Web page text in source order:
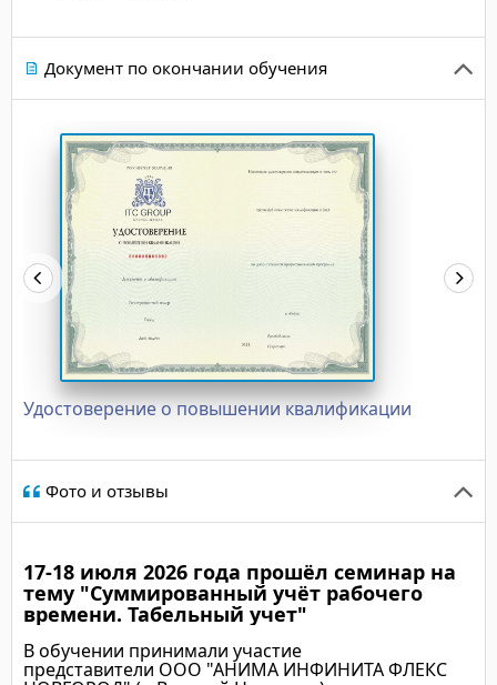
Документ по окончании обучения
Удостоверение о повышении квалификации
Фото и отзывы
17-18 июля 2026 года прошёл семинар на
тему "Суммированный учёт рабочего
времени. Табельный учет"
В обучении принимали участие
представители ООО "АНИМА ИНФИНИТА ФЛЕКС